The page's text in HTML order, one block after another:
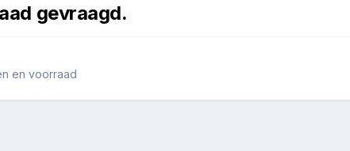
gevraagd.
en voorraad